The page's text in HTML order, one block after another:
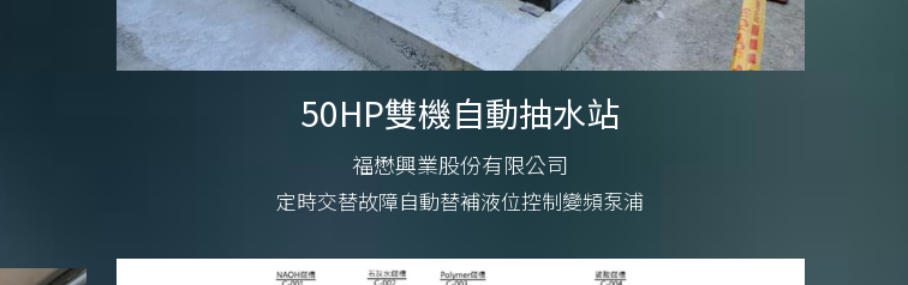
50HP雙機自動抽水站
福懋興業股份有限公司
定時交替故障自動替補液位控制變頻泵浦